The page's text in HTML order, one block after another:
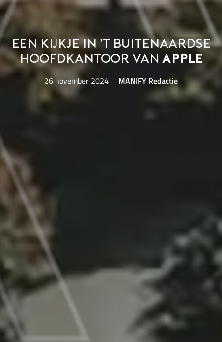
Een kijkje in ’t buitenaardse
hoofdkantoor van Apple
26 november 2024 MANIFY Redactie